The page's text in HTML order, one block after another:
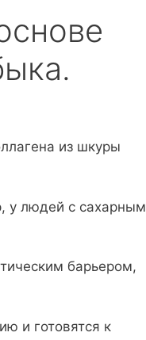
из шкуры
у людей с сахарным
барьером,
и готовятся к